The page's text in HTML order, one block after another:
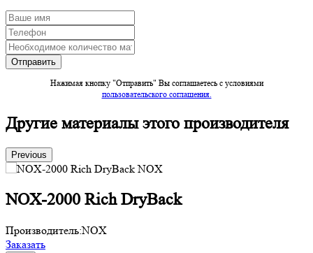
Нажимая кнопку "Отправить" Вы соглашаетесь c условиями
пользовательского соглашения.
Другие материалы этого производителя
Previous
NOX-2000 Rich DryBack
Производитель:NOX
Заказать